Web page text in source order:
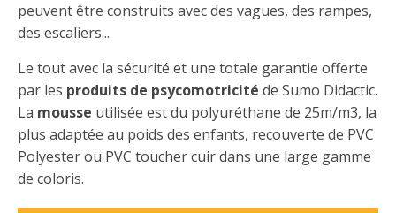
peuvent être construits avec des vagues, des rampes,
des escaliers...
Le tout avec la sécurité et une totale garantie offerte
par les produits de psycomotricité de Sumo Didactic.
La mousse utilisée est du polyuréthane de 25m/m3, la
plus adaptée au poids des enfants, recouverte de PVC
Polyester ou PVC toucher cuir dans une large gamme
de coloris.